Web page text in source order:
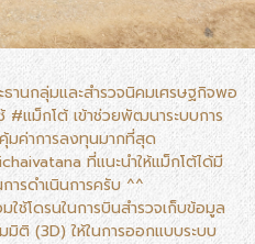
านกลุ่มและสำรวจนิคมเศรษฐกิจพอ
#แม็กโต้ เข้าช่วยพัฒนาระบบการ
มค่าการลงทุนมากที่สุด
ที่แนะนำให้แม็กโต้ได้มี
ารดำเนินการครับ ^^
ช้โดรนในการบินสำรวจเก็บข้อมูล
ติ (3D) ให้ในการออกแบบระบบ